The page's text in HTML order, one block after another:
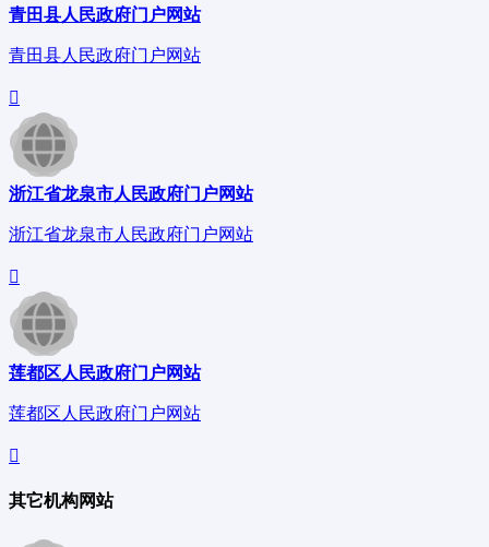
青田县人民政府门户网站
青田县人民政府门户网站
浙江省龙泉市人民政府门户网站
浙江省龙泉市人民政府门户网站
莲都区人民政府门户网站
莲都区人民政府门户网站
其它机构网站